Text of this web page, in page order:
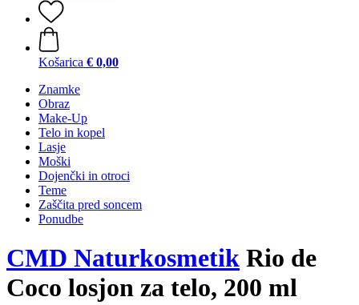
Košarica € 0,00
Znamke
Obraz
Make-Up
Telo in kopel
Lasje
Moški
Dojenčki in otroci
Teme
Zaščita pred soncem
Ponudbe
CMD Naturkosmetik Rio de
Coco losjon za telo, 200 ml